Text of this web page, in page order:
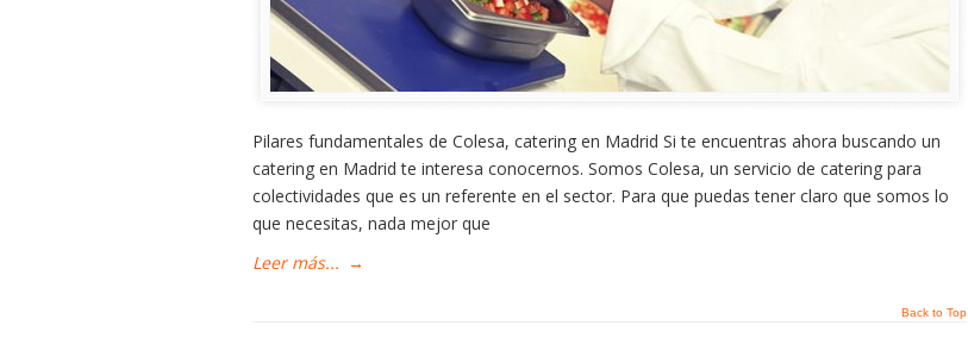
Pilares fundamentales de Colesa, catering en Madrid Si te encuentras ahora buscando un
catering en Madrid te interesa conocernos. Somos Colesa, un servicio de catering para
colectividades que es un referente en el sector. Para que puedas tener claro que somos lo
que necesitas, nada mejor que
Leer más... →
Back to Top